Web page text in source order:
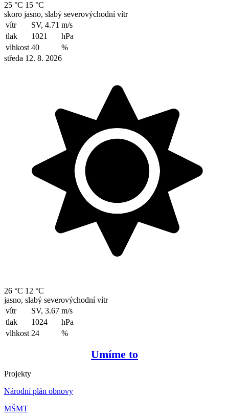
25 °C 15 °C
skoro jasno, slabý severovýchodní vítr
vítr
SV, 4.71 m/s
tlak
1021
hPa
vlhkost 40
%
středa 12. 8. 2026
26 °C 12 °C
jasno, slabý severovýchodní vítr
vítr
SV, 3.67 m/s
tlak
1024
hPa
vlhkost 24 %
Umíme to
Projekty
Národní plán obnovy
MŠMT